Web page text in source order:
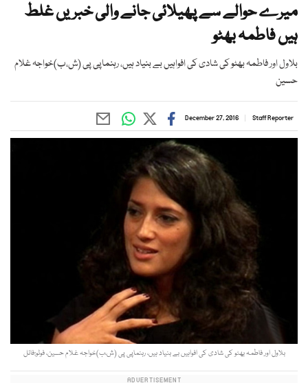
میرے حوالے سے پھیلائی جانے والی خبریں غلط
ہیں فاطمہ بھٹو
بلاول اور فاطمہ بھٹو کی شادی کی افواہیں بے بنیاد ہیں، رہنماپی پی (ش،ب)خواجہ غلام
حسین
Staff Reporter
December 27, 2016
بلاول اور فاطمہ بھٹو کی شادی کی افواہیں بے بنیاد ہیں، رہنماپی پی (ش،ب)خواجہ غلام حسین، فوٹو:فائل